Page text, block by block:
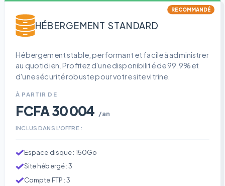
RECOMMANDÉ
HÉBERGEMENT STANDARD
Hébergement stable, performant et facile à administrer
au quotidien. Profitez d'une disponibilité de 99.9% et
d'une sécurité robuste pour votre site vitrine.
À PARTIR DE
FCFA 30 004 /an
INCLUS DANS L'OFFRE :
Espace disque : 150Go
Site hébergé : 3
Compte FTP : 3